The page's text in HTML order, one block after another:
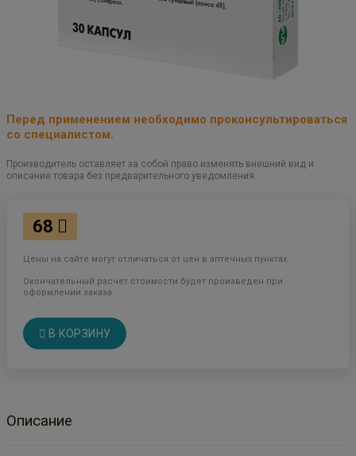
Перед применением необходимо проконсультироваться
со специалистом.
Производитель оставляет за собой право изменять внешний вид и
описание товара без предварительного уведомления.
68
Цены на сайте могут отличаться от цен в аптечных пунктах.
Окончательный расчет стоимости будет произведен при
оформлении заказа.
В КОРЗИНУ
Описание